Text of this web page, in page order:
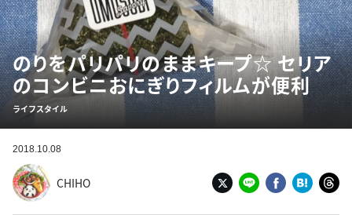
のりをパリパリのままキープ☆ セリア
のコンビニおにぎりフィルムが便利
ライフスタイル
2018.10.08
CHIHO